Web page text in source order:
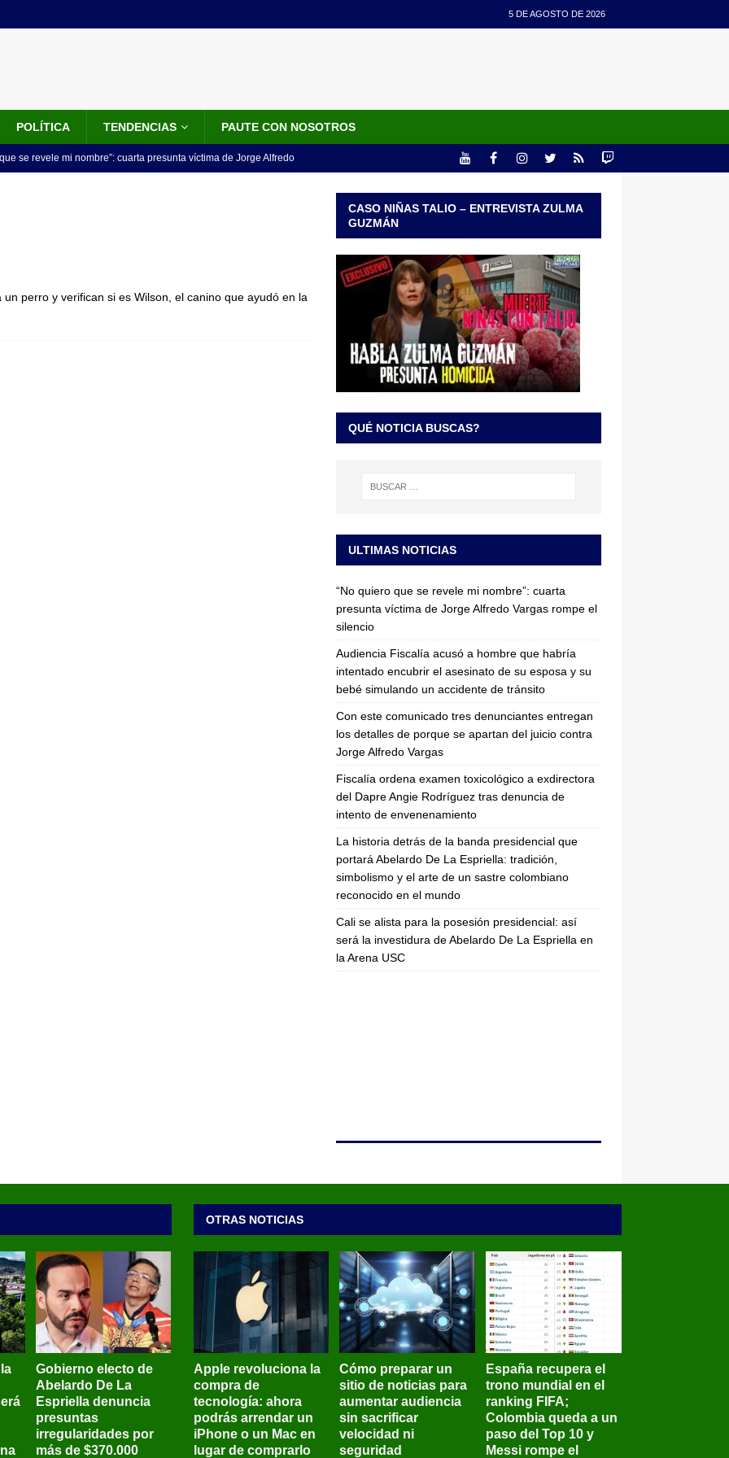
5 DE AGOSTO DE 2026
POLÍTICA TENDENCIAS PAUTE CON NOSOTROS
se revele mi nombre”: cuarta presunta víctima de Jorge Alfredo
accidente de tránsito
Vargas JUDICIALES
perro y verifican si es Wilson, el canino que ayudó en la
CASO NIÑAS TALIO – ENTREVISTA ZULMA
GUZMÁN
QUÉ NOTICIA BUSCAS?
ULTIMAS NOTICIAS
“No quiero que se revele mi nombre”: cuarta
presunta víctima de Jorge Alfredo Vargas rompe el
silencio
Audiencia Fiscalía acusó a hombre que habría
intentado encubrir el asesinato de su esposa y su
bebé simulando un accidente de tránsito
Con este comunicado tres denunciantes entregan
los detalles de porque se apartan del juicio contra
Jorge Alfredo Vargas
Fiscalía ordena examen toxicológico a exdirectora
del Dapre Angie Rodríguez tras denuncia de
intento de envenenamiento
La historia detrás de la banda presidencial que
portará Abelardo De La Espriella: tradición,
simbolismo y el arte de un sastre colombiano
reconocido en el mundo
Cali se alista para la posesión presidencial: así
será la investidura de Abelardo De La Espriella en
la Arena USC
Gobierno electo de
Abelardo De La
Espriella denuncia
presuntas
irregularidades por
más de $370.000
OTRAS NOTICIAS
Apple revoluciona la
compra de
tecnología: ahora
podrás arrendar un
iPhone o un Mac en
lugar de comprarlo
Cómo preparar un
sitio de noticias para
aumentar audiencia
sin sacrificar
velocidad ni
seguridad
España recupera el
trono mundial en el
ranking FIFA;
Colombia queda a un
paso del Top 10 y
Messi rompe el